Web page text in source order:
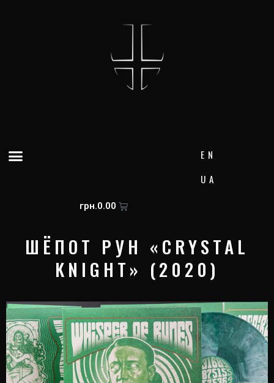
Меню
EN
UA
грн.0.00 Корзина
ШЁПОТ РУН «CRYSTAL
KNIGHT» (2020)